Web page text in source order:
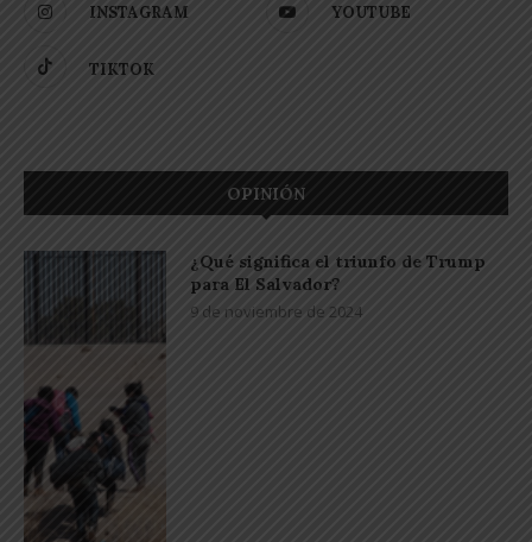
INSTAGRAM YOUTUBE
TIKTOK
OPINIÓN
¿Qué significa el triunfo de Trump
para El Salvador?
9 de noviembre de 2024